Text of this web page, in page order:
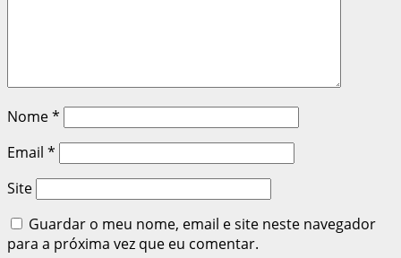
Nome*
Email *
Site
Guardar o meu nome, email e site neste navegador
para a próxima vez que eu comentar.